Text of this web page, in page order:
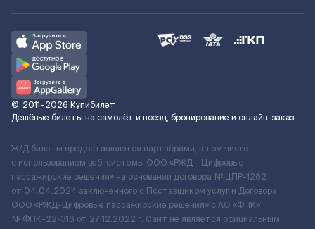
© 2011–2026 Купибилет
Дешёвые билеты на самолёт и поезд, бронирование и онлайн-заказ
Ж/Д билеты предоставляются партнёрами, в том числе
с использованием веб-системы ООО «РЖД – Цифровые
пассажирские решения» на основании договора № ЦПР-1282
от 04.04.2024 заключенного с Поставщиком услуг и Договора
ООО «РЖД-Цифровые пассажирские решения» c АО «ФПК»
№ ФПК-22-316 от 27.12.2022 г. Сайт не является официальным